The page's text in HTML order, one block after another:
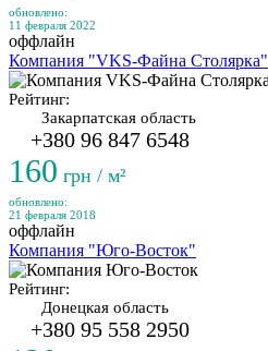
обновлено:
11 февраля 2022
оффлайн
Компания "VKS-Файна Столярка"
Рейтинг:
Закарпатская область
+380 96 847 6548
160 грн / м²
обновлено:
21 февраля 2018
оффлайн
Компания "Юго-Восток"
Рейтинг:
Донецкая область
+380 95 558 2950